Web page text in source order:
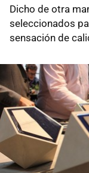
Dicho de otra
seleccionados
sensación de